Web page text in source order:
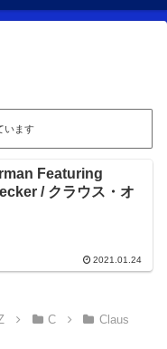
います
Featuring
/ クラウス・オ
2021.01.24
C
Claus